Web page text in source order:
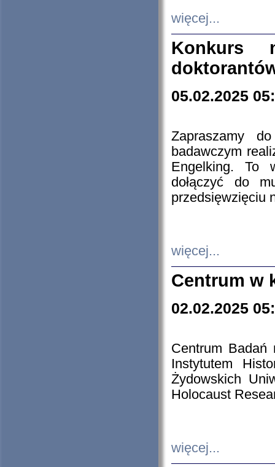
więcej...
Konkurs
05.02.2025
Zapraszamy
badawczym
Engelking. To
dołączyć do
przedsięwzięciu
więcej...
Centrum w
02.02.2025
Centrum Badań
Instytutem
Żydowskich
Holocaust
więcej...